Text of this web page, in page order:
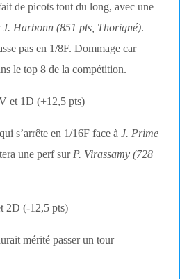
de picots tout du long, avec une
J. Harbonn (851 pts, Thorigné).
pas en 1/8F. Dommage car
le top 8 de la compétition.
et 1D (+12,5 pts)
s’arrête en 1/16F face àJ. Prime
une perf surP. Virassamy (728
2D (-12,5 pts)
mérité passer un tour